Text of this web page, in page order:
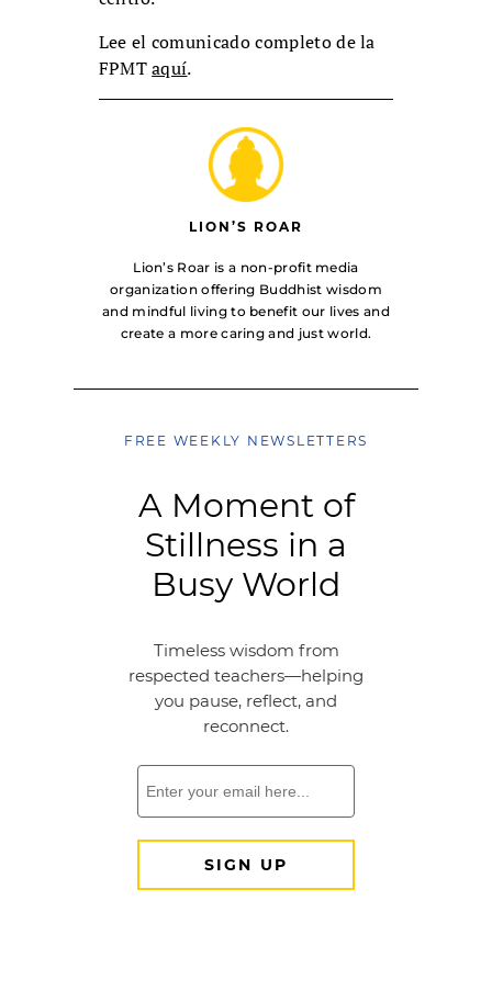
Lee el comunicado completo de la
FPMTaquí.
LION’S ROAR
Lion’s Roar is a non-profit media
organization offering Buddhist wisdom
and mindful living to benefit our lives and
create a more caring and just world.